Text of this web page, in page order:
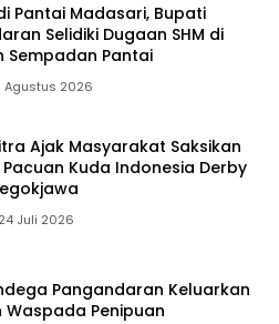
Pantai Madasari, Bupati
Selidiki Dugaan SHM di
Sempadan Pantai
Agustus 2026
Ajak Masyarakat Saksikan
Pacuan Kuda Indonesia Derby
24 Juli 2026
Pangandaran Keluarkan
Waspada Penipuan